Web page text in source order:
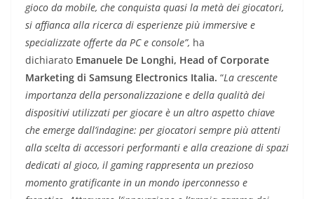
gioco da mobile, che conquista quasi la metà dei giocatori,
si affianca alla ricerca di esperienze più immersive e
specializzate offerte da PC e console”, ha
dichiarato Emanuele De Longhi, Head of Corporate
Marketing di Samsung Electronics Italia. “La crescente
importanza della personalizzazione e della qualità dei
dispositivi utilizzati per giocare è un altro aspetto chiave
che emerge dall’indagine: per giocatori sempre più attenti
alla scelta di accessori performanti e alla creazione di spazi
dedicati al gioco, il gaming rappresenta un prezioso
momento gratificante in un mondo iperconnesso e